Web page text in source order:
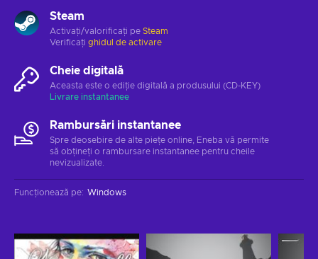
Steam
Activați/valorificați pe Steam
Verificați ghidul de activare
Cheie digitală
Aceasta este o ediție digitală a produsului (CD-KEY)
Livrare instantanee
Rambursări instantanee
Spre deosebire de alte piețe online, Eneba vă permite
să obțineți o rambursare instantanee pentru cheile
nevizualizate.
Funcționează pe: Windows